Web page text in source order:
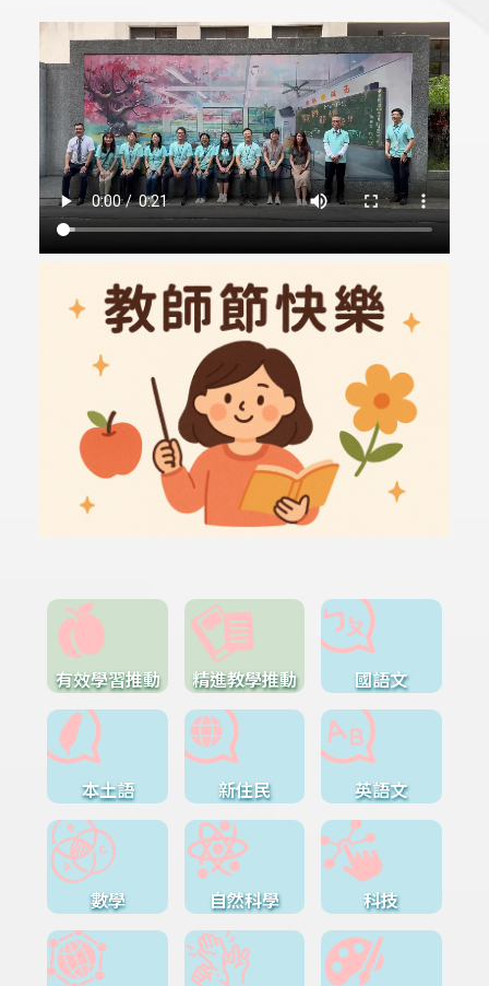
有效學習推動 精進教學推動 國語文
本土語 新住民 英語文
數學 自然科學 科技